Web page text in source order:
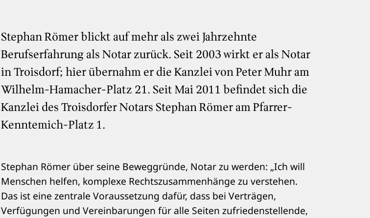
Stephan Römer blickt auf mehr als zwei Jahrzehnte
Berufserfahrung als Notar zurück. Seit 2003 wirkt er als Notar
in Troisdorf; hier übernahm er die Kanzlei von Peter Muhr am
Wilhelm-Hamacher-Platz 21. Seit Mai 2011 befindet sich die
Kanzlei des Troisdorfer Notars Stephan Römer am Pfarrer-
Kenntemich-Platz 1.
Stephan Römer über seine Beweggründe, Notar zu werden: „Ich will
Menschen helfen, komplexe Rechtszusammenhänge zu verstehen.
Das ist eine zentrale Voraussetzung dafür, dass bei Verträgen,
Verfügungen und Vereinbarungen für alle Seiten zufriedenstellende,